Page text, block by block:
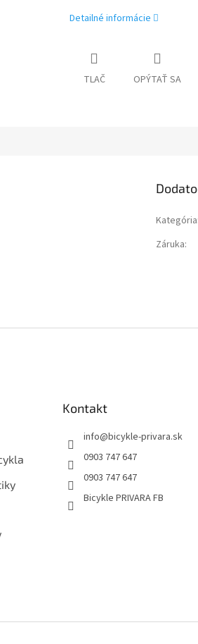
Detailné informácie
TLAČ OPÝTAŤ SA
Kategória
Záruka:
Kontakt
info@bicykle-privara.sk
0903 747 647
0903 747 647
Bicykle PRIVARA FB